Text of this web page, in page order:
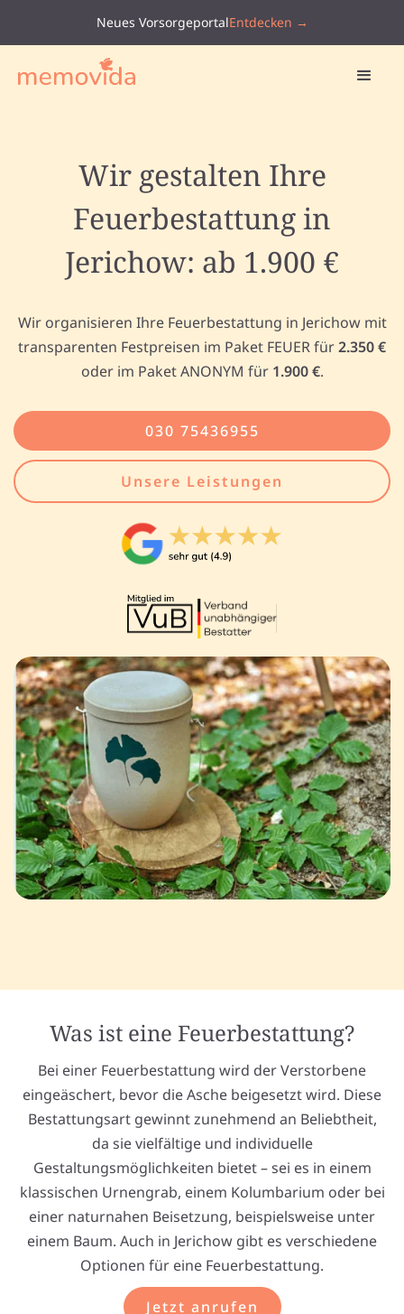
Neues VorsorgeportalEntdecken →
Wir gestalten Ihre
Feuerbestattung in
Jerichow: ab 1.900 €
Wir organisieren Ihre Feuerbestattung in Jerichow mit
transparenten Festpreisen im Paket FEUER für2.350 €
oder im Paket ANONYM für 1.900 €.
030 75436955
Unsere Leistungen
Was ist eine Feuerbestattung?
Bei einer Feuerbestattung wird der Verstorbene
eingeäschert, bevor die Asche beigesetzt wird. Diese
Bestattungsart gewinnt zunehmend an Beliebtheit,
da sie vielfältige und individuelle
Gestaltungsmöglichkeiten bietet – sei es in einem
klassischen Urnengrab, einem Kolumbarium oder bei
einer naturnahen Beisetzung, beispielsweise unter
einem Baum. Auch in Jerichow gibt es verschiedene
Optionen für eine Feuerbestattung.
Jetzt anrufen